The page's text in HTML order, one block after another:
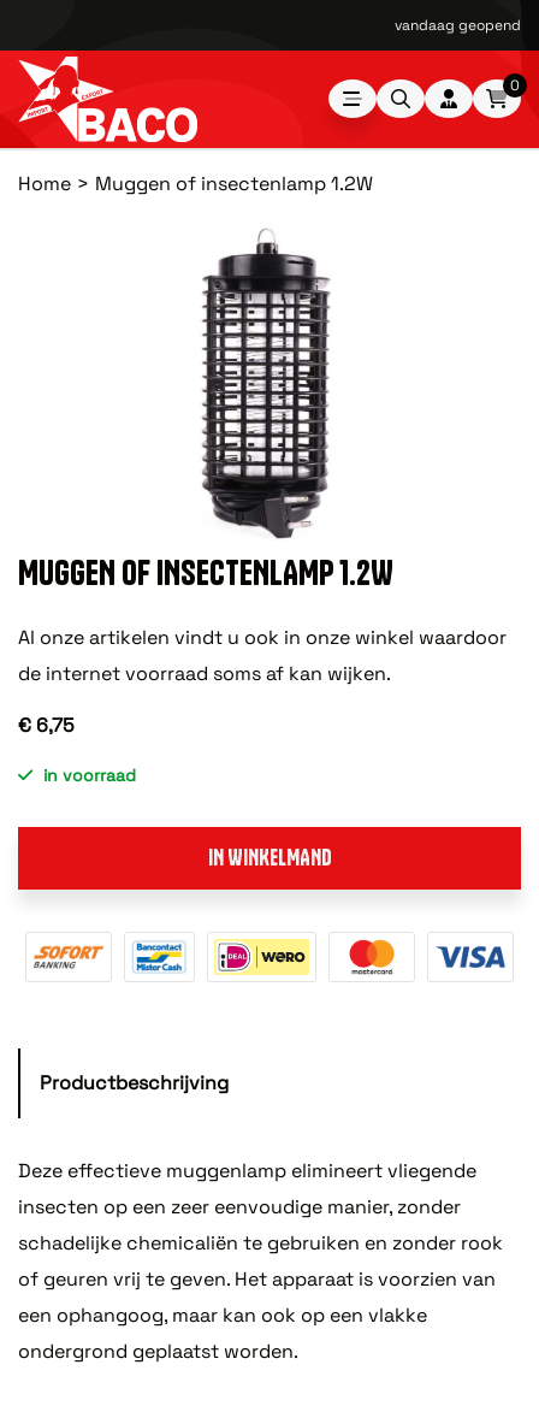
vandaag geopend
0
Home Muggen of insectenlamp 1.2W
MUGGEN OF INSECTENLAMP 1.2W
Al onze artikelen vindt u ook in onze winkel waardoor
de internet voorraad soms af kan wijken.
€ 6,75
in voorraad
IN WINKELMAND
Productbeschrijving
Deze effectieve muggenlamp elimineert vliegende
insecten op een zeer eenvoudige manier, zonder
schadelijke chemicaliën te gebruiken en zonder rook
of geuren vrij te geven. Het apparaat is voorzien van
een ophangoog, maar kan ook op een vlakke
ondergrond geplaatst worden.